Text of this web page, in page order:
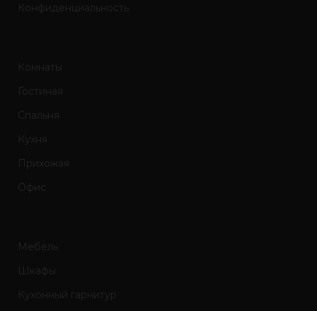
Конфиденциальность
Комнаты
Гостиная
Спальня
Кухня
Прихожая
Офис
Мебель
Шкафы
Кухонный гарнитур